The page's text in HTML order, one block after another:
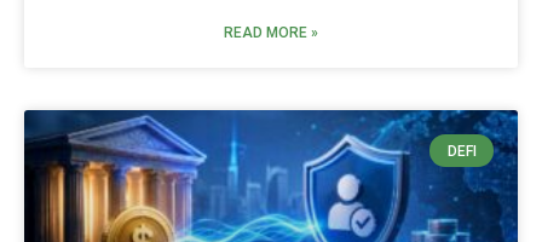
READ MORE »
DEFI